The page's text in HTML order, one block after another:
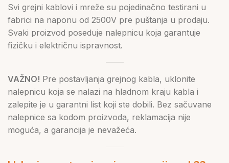
Svi grejni kablovi i mreže su pojedinačno testirani u
fabrici na naponu od 2500V pre puštanja u prodaju.
Svaki proizvod poseduje nalepnicu koja garantuje
fizičku i električnu ispravnost.
VAŽNO! Pre postavljanja grejnog kabla, uklonite
nalepnicu koja se nalazi na hladnom kraju kabla i
zalepite je u garantni list koji ste dobili. Bez sačuvane
nalepnice sa kodom proizvoda, reklamacija nije
moguća, a garancija je nevažeća.